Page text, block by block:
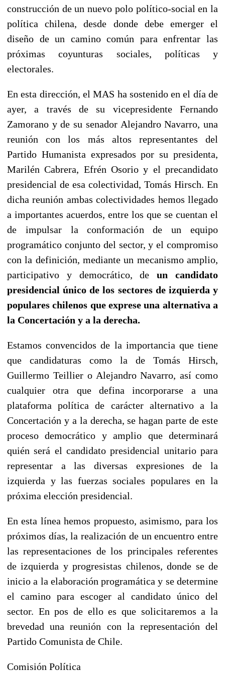
construcción de un nuevo polo político-social en la
política chilena, desde donde debe emerger el
diseño de un camino común para enfrentar las
próximas coyunturas sociales, políticas y
electorales.
En esta dirección, el MAS ha sostenido en el día de
ayer, a través de su vicepresidente Fernando
Zamorano y de su senador Alejandro Navarro, una
reunión con los más altos representantes del
Partido Humanista expresados por su presidenta,
Marilén Cabrera, Efrén Osorio y el precandidato
presidencial de esa colectividad, Tomás Hirsch. En
dicha reunión ambas colectividades hemos llegado
a importantes acuerdos, entre los que se cuentan el
de impulsar la conformación de un equipo
programático conjunto del sector, y el compromiso
con la definición, mediante un mecanismo amplio,
participativo y democrático, deun candidato
presidencial único de los sectores de izquierda y
populares chilenos que exprese una alternativa a
la Concertación y a la derecha.
Estamos convencidos de la importancia que tiene
que candidaturas como la de Tomás Hirsch,
Guillermo Teillier o Alejandro Navarro, así como
cualquier otra que defina incorporarse a una
plataforma política de carácter alternativo a la
Concertación y a la derecha, se hagan parte de este
proceso democrático y amplio que determinará
quién será el candidato presidencial unitario para
representar a las diversas expresiones de la
izquierda y las fuerzas sociales populares en la
próxima elección presidencial.
En esta línea hemos propuesto, asimismo, para los
próximos días, la realización de un encuentro entre
las representaciones de los principales referentes
de izquierda y progresistas chilenos, donde se de
inicio a la elaboración programática y se determine
el camino para escoger al candidato único del
sector. En pos de ello es que solicitaremos a la
brevedad una reunión con la representación del
Partido Comunista de Chile.
Comisión Política